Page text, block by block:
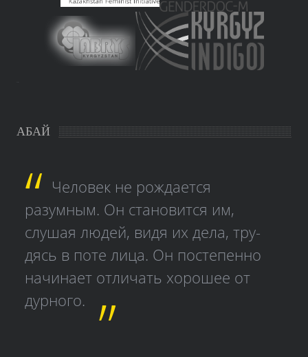
АБАЙ
Человек не рождается
разумным. Он становится им,
слушая людей, видя их дела, тру­
дясь в поте лица. Он постепенно
начинает отличать хорошее от
дурного.